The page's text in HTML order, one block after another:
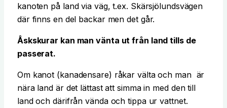
kanoten på land via väg, t.ex. Skärsjölundsvägen
där finns en del backar men det går.
Åskskurar kan man vänta ut från land tills de
passerat.
Om kanot (kanadensare) råkar välta och man är
nära land är det lättast att simma in med den till
land och därifrån vända och tippa ur vattnet.